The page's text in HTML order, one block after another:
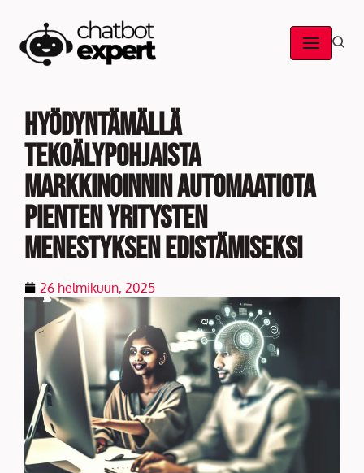
Skip
Hyödyntämällä
tekoälypohjaista
markkinoinnin automaatiota
pienten yritysten
menestyksen edistämiseksi
26 helmikuun, 2025